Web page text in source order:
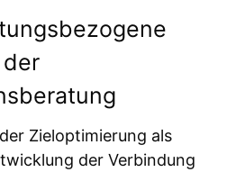
Zieloptimierung als
der Verbindung